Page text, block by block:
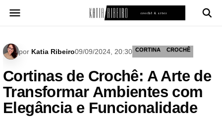
para
por Katia Ribeiro09/09/2024, 20:30 CORTINA CROCHÊ
Cortinas de Crochê: A Arte de
Transformar Ambientes com
Elegância e Funcionalidade